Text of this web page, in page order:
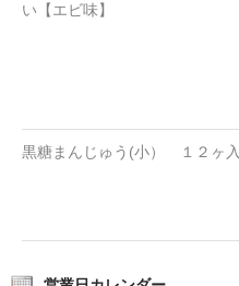
会社情報
い【エビ味】
黒糖まんじゅう(小） １２ヶ入